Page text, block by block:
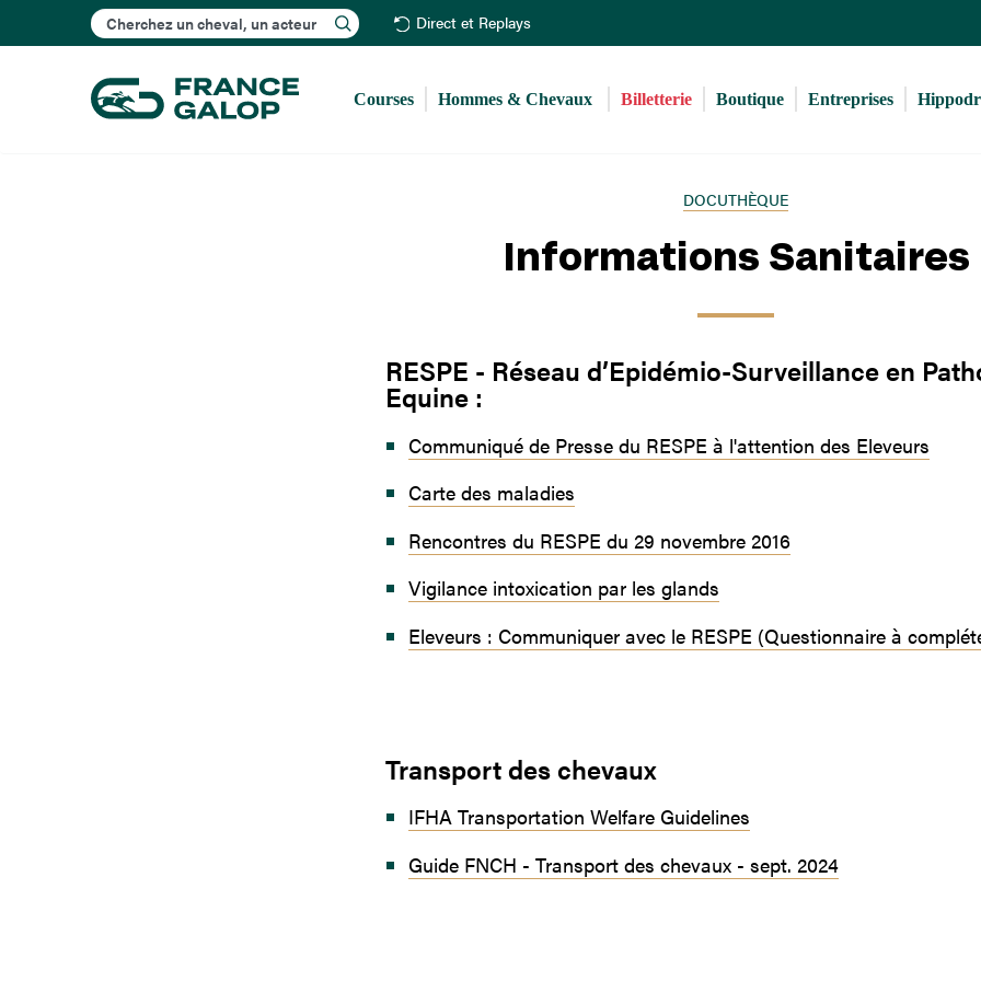
au
principal
Rechercher Direct et Replays
Courses Hommes & Chevaux Billetterie Boutique Entreprises
DOCUTHÈQUE
Informations Sanitaires
RESPE - Réseau d’Epidémio-Surveillance en
Equine :
Communiqué de Presse du RESPE à l'attention des Eleveurs
Carte des maladies
Rencontres du RESPE du 29 novembre 2016
Vigilance intoxication par les glands
Eleveurs : Communiquer avec le RESPE (Questionnaire à
Transport des chevaux
IFHA Transportation Welfare Guidelines
Guide FNCH - Transport des chevaux - sept. 2024